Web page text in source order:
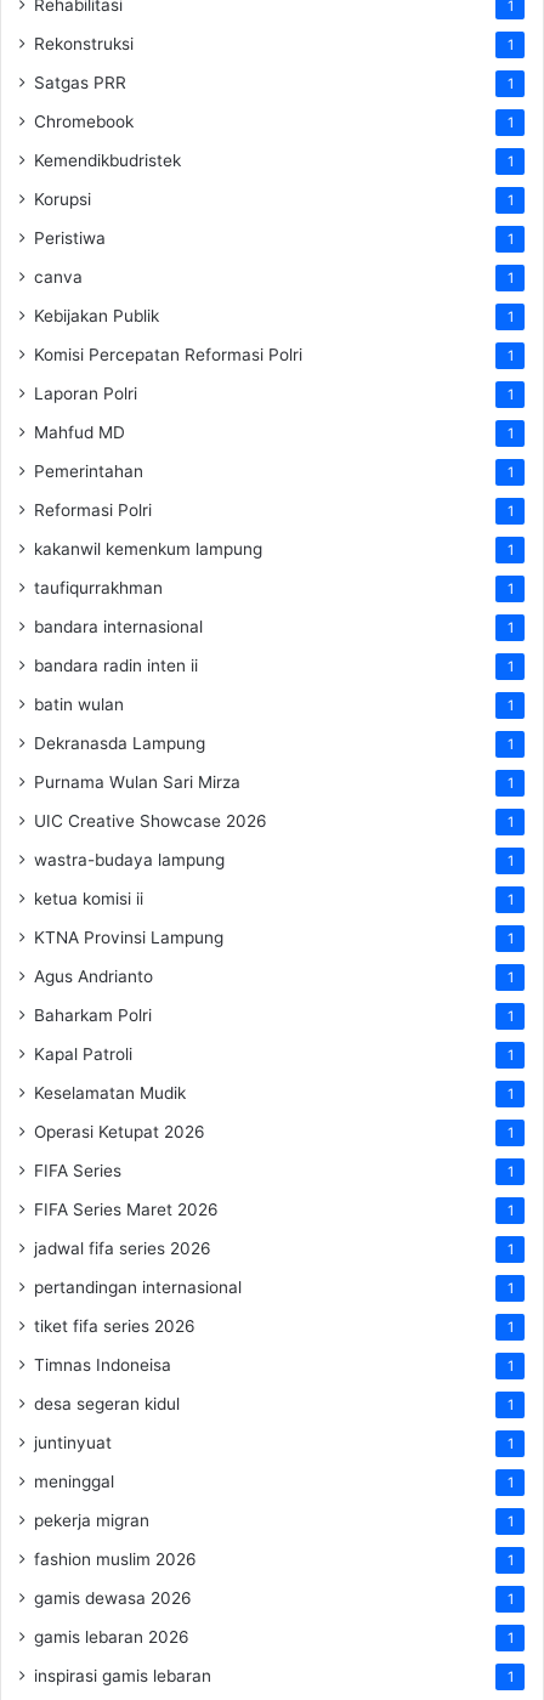
Rehabilitasi 1
Rekonstruksi 1
Satgas PRR 1
Chromebook 1
Kemendikbudristek 1
Korupsi 1
Peristiwa 1
canva 1
Kebijakan Publik 1
Komisi Percepatan Reformasi Polri 1
Laporan Polri 1
Mahfud MD 1
Pemerintahan 1
Reformasi Polri 1
kakanwil kemenkum lampung 1
taufiqurrakhman 1
bandara internasional 1
bandara radin inten ii 1
batin wulan 1
Dekranasda Lampung 1
Purnama Wulan Sari Mirza 1
UIC Creative Showcase 2026 1
wastra-budaya lampung 1
ketua komisi ii 1
KTNA Provinsi Lampung 1
Agus Andrianto 1
Baharkam Polri 1
Kapal Patroli 1
Keselamatan Mudik 1
Operasi Ketupat 2026 1
FIFA Series 1
FIFA Series Maret 2026 1
jadwal fifa series 2026 1
pertandingan internasional 1
tiket fifa series 2026 1
Timnas Indoneisa 1
desa segeran kidul 1
juntinyuat 1
meninggal 1
pekerja migran 1
fashion muslim 2026 1
gamis dewasa 2026 1
gamis lebaran 2026 1
inspirasi gamis lebaran 1